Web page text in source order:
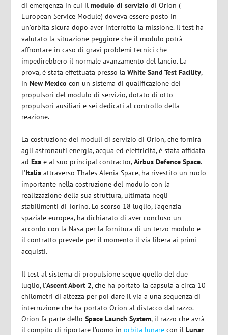
di emergenza in cui ilmodulo di servizio di Orion (
European Service Module) doveva essere posto in
un’orbita sicura dopo aver interrotto la missione. Il test ha
valutato la situazione peggiore che il modulo potrà
affrontare in caso di gravi problemi tecnici che
impedirebbero il normale avanzamento del lancio. La
prova, è stata effettuata presso laWhite Sand Test Facility,
inNew Mexico con un sistema di qualificazione dei
propulsori del modulo di servizio, dotato di otto
propulsori ausiliari e sei dedicati al controllo della
reazione.
La costruzione dei moduli di servizio di Orion, che fornirà
agli astronauti energia, acqua ed elettricità, è stata affidata
adEsa e al suo principal contractor,Airbus Defence Space.
L’Italia attraverso Thales Alenia Space, ha rivestito un ruolo
importante nella costruzione del modulo con la
realizzazione della sua struttura, ultimata negli
stabilimenti di Torino. Lo scorso 18 luglio, l’agenzia
spaziale europea, ha dichiarato di aver concluso un
accordo con la Nasa per la fornitura di un terzo modulo e
il contratto prevede per il momento il via libera ai primi
acquisti.
Il test al sistema di propulsione segue quello del due
luglio, l’Ascent Abort 2, che ha portato la capsula a circa 10
chilometri di altezza per poi dare il via a una sequenza di
interruzione che ha portato Orion al distacco dal razzo.
Orion fa parte delloSpace Launch System, il razzo che avrà
il compito di riportare l’uomo inorbita lunare con il Lunar